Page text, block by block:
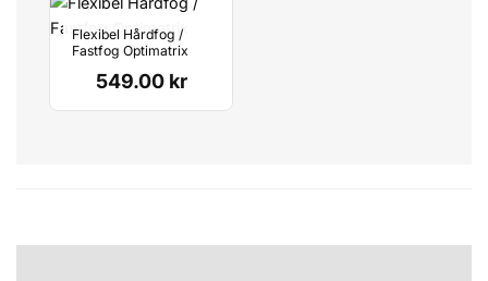
Flexibel Hårdfog /
Fastfog Optimatrix
549.00 kr